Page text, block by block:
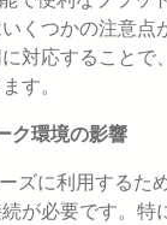
くつかの注意点
対応することで
す。
ク環境の影響
ズに利用するた
が必要です。特